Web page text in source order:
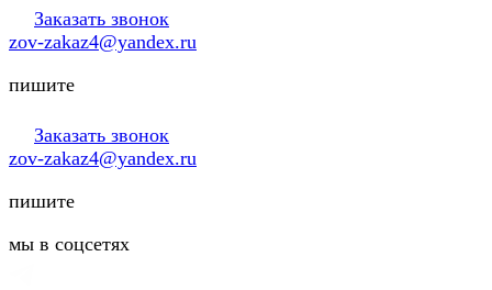
Заказать звонок
zov-zakaz4@yandex.ru
пишите
Заказать звонок
zov-zakaz4@yandex.ru
пишите
мы в соцсетях